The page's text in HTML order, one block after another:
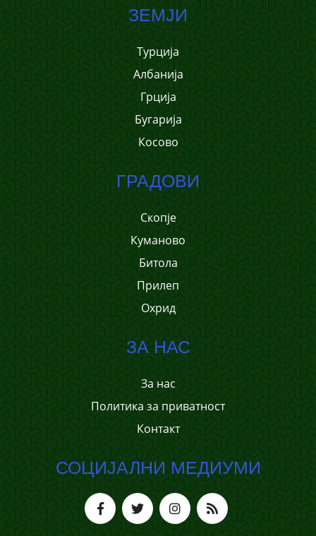
ЗЕМЈИ
Турција
Албанија
Грција
Бугарија
Косово
ГРАДОВИ
Скопје
Куманово
Битола
Прилеп
Охрид
ЗА НАС
За нас
Политика за приватност
Контакт
СОЦИЈАЛНИ МЕДИУМИ